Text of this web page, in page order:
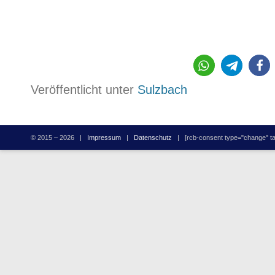
351
Veröffentlicht unter Sulzbach
© 2015 – 2026 | Impressum | Datenschutz | [rcb-consent type="change"